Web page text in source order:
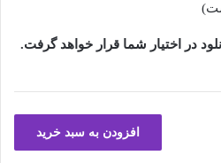
در اختیار شما قرار خواهد گرفت.
افزودن به سبد خرید